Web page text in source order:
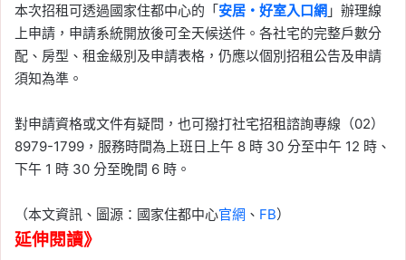
本次招租可透過國家住都中心的「安居・好室入口網 」辦理線
上申請，申請系統開放後可全天候送件。各社宅的完整戶數分
配、房型、租金級別及申請表格，仍應以個別招租公告及申請
須知為準。
對申請資格或文件有疑問，也可撥打社宅招租諮詢專線（02）
8979-1799，服務時間為上班日上午 8 時 30 分至中午 12 時、
下午 1 時 30 分至晚間 6 時。
（本文資訊、圖源：國家住都中心官網 、 FB）
延伸閱讀》